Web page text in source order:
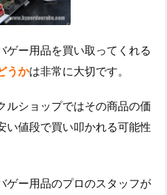
ゲー用品を買い取ってくれる
うかは非常に大切です。
ルショップではその商品の価
い値段で買い叩かれる可能性
ゲー用品のプロのスタッフが